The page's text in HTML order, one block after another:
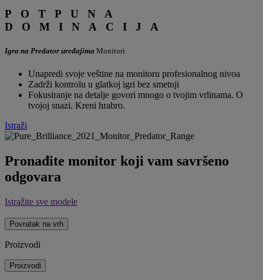
POTPUNA
DOMINACIJA
Igra na Predator uređajima Monitori
Unapredi svoje veštine na monitoru profesionalnog nivoa
Zadrži kontrolu u glatkoj igri bez smetnji
Fokusiranje na detalje govori mnogo o tvojim vrlinama. O
tvojoj snazi. Kreni hrabro.
Istraži
Pronađite monitor koji vam savršeno
odgovara
Istražite sve modele
Povratak na vrh
Proizvodi
Proizvodi